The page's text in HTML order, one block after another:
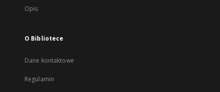
Opis
O Bibliotece
Dane kontaktowe
Regulamin